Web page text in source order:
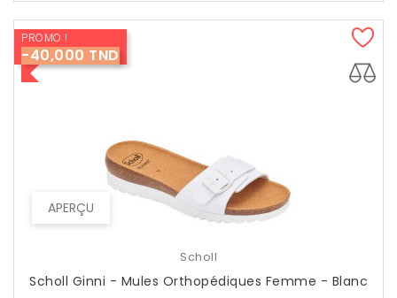
APERÇU
PROMO !
-40,000 TND
Scholl
Scholl Ginni - Mules Orthopédiques Femme - Blanc